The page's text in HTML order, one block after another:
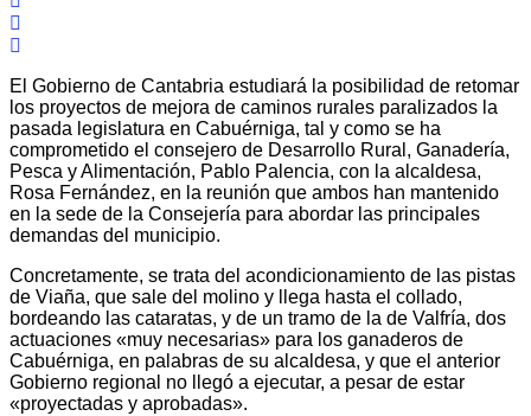
El Gobierno de Cantabria estudiará la posibilidad de retomar
los proyectos de mejora de caminos rurales paralizados la
pasada legislatura en Cabuérniga, tal y como se ha
comprometido el consejero de Desarrollo Rural, Ganadería,
Pesca y Alimentación, Pablo Palencia, con la alcaldesa,
Rosa Fernández, en la reunión que ambos han mantenido
en la sede de la Consejería para abordar las principales
demandas del municipio.
Concretamente, se trata del acondicionamiento de las pistas
de Viaña, que sale del molino y llega hasta el collado,
bordeando las cataratas, y de un tramo de la de Valfría, dos
actuaciones «muy necesarias» para los ganaderos de
Cabuérniga, en palabras de su alcaldesa, y que el anterior
Gobierno regional no llegó a ejecutar, a pesar de estar
«proyectadas y aprobadas».